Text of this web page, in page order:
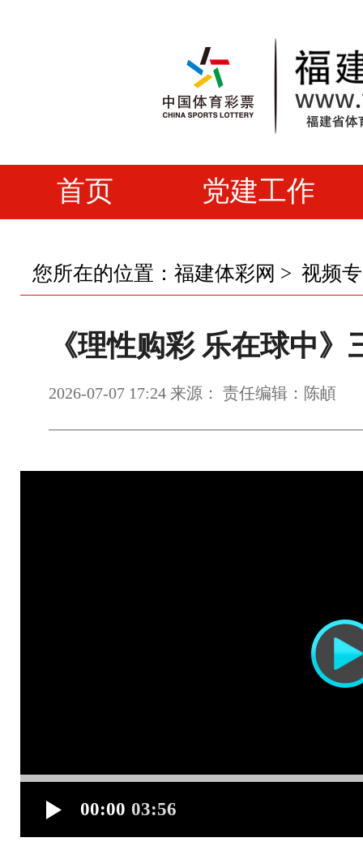
首页 党建工作
您所在的位置： 福建体彩网 > 视频
《理性购彩 乐在球中
2026-07-07 17:24 来源： 责任编辑：陈頔
00:00 03:56